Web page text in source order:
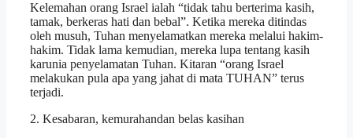
Kelemahan orang Israel ialah “tidak tahu berterima kasih,
tamak, berkeras hati dan bebal”. Ketika mereka ditindas
oleh musuh, Tuhan menyelamatkan mereka melalui hakim-
hakim. Tidak lama kemudian, mereka lupa tentang kasih
karunia penyelamatan Tuhan. Kitaran “orang Israel
melakukan pula apa yang jahat di mata TUHAN” terus
terjadi.
2. Kesabaran, kemurahandan belas kasihan